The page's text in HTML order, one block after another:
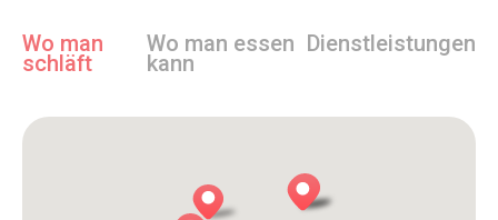
Wo man
schläft
Wo man essen
kann
Dienstleistungen